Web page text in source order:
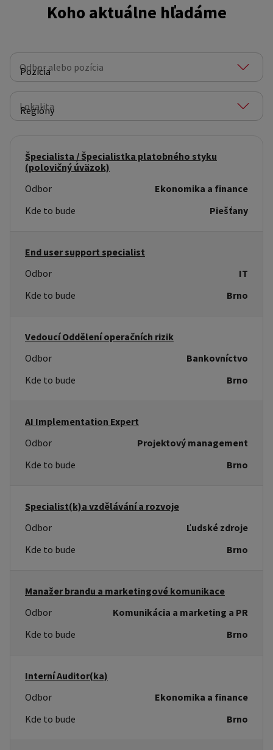
Koho aktuálne hľadáme
Odbor alebo pozícia
Pozícia
Lokalita
Regióny
Špecialista / Špecialistka platobného styku
(polovičný úväzok)
Odbor
Ekonomika a finance
Kde to bude
Piešťany
End user support specialist
Odbor
IT
Kde to bude
Brno
Vedoucí Oddělení operačních rizik
Odbor
Bankovníctvo
Kde to bude
Brno
AI Implementation Expert
Odbor
Projektový management
Kde to bude
Brno
Specialist(k)a vzdělávání a rozvoje
Odbor
Ľudské zdroje
Kde to bude
Brno
Manažer brandu a marketingové komunikace
Odbor
Komunikácia a marketing a PR
Kde to bude
Brno
Interní Auditor(ka)
Odbor
Ekonomika a finance
Kde to bude
Brno